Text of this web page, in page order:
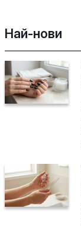
Най-нови